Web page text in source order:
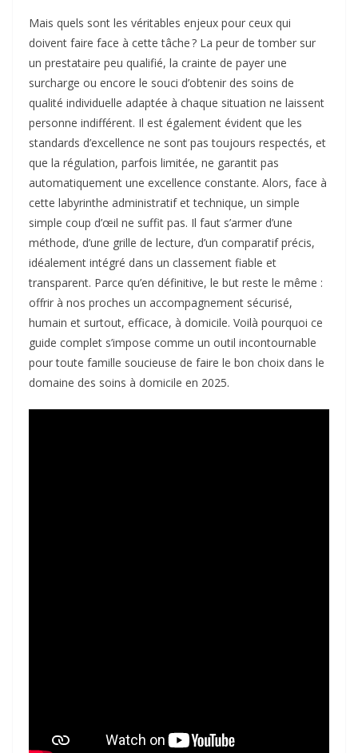
Mais quels sont les véritables enjeux pour ceux qui
doivent faire face à cette tâche ? La peur de tomber sur
un prestataire peu qualifié, la crainte de payer une
surcharge ou encore le souci d’obtenir des soins de
qualité individuelle adaptée à chaque situation ne laissent
personne indifférent. Il est également évident que les
standards d’excellence ne sont pas toujours respectés, et
que la régulation, parfois limitée, ne garantit pas
automatiquement une excellence constante. Alors, face à
cette labyrinthe administratif et technique, un simple
simple coup d’œil ne suffit pas. Il faut s’armer d’une
méthode, d’une grille de lecture, d’un comparatif précis,
idéalement intégré dans un classement fiable et
transparent. Parce qu’en définitive, le but reste le même :
offrir à nos proches un accompagnement sécurisé,
humain et surtout, efficace, à domicile. Voilà pourquoi ce
guide complet s’impose comme un outil incontournable
pour toute famille soucieuse de faire le bon choix dans le
domaine des soins à domicile en 2025.